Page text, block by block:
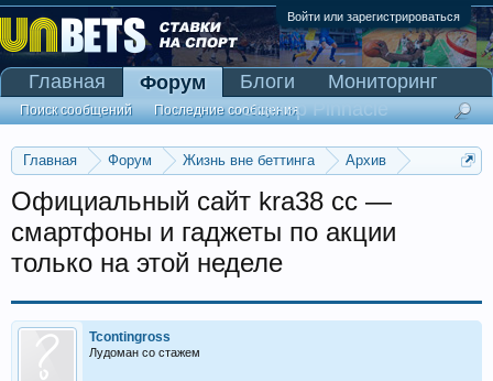
Войти или зарегистрироваться
Главная Форум Жизнь вне беттинга
Архив
Прогнозы на Олимпийские игры 2016
Официальный сайт kra38 cc —
смартфоны и гаджеты по акции
только на этой неделе
Tcontingross
Лудоман со стажем
Главная Форум
Поиск сообщений Последние сообщения
Блоги
Мониторинг
Сканер Pinnacle